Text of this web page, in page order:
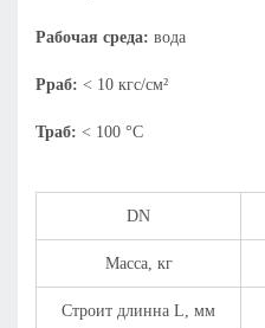
Рабочая среда: вода
Рраб: < 10 кгс/см²
Траб: < 100 °С
DN
Масса, кг
Строит длинна L, мм